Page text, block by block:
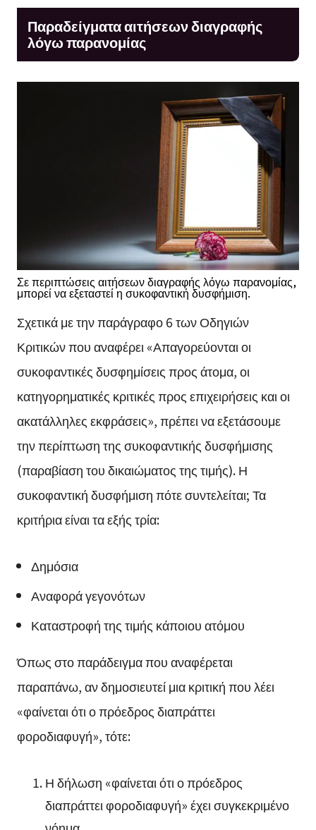
Παραδείγματα αιτήσεων διαγραφής
λόγω παρανομίας
Σε περιπτώσεις αιτήσεων διαγραφής λόγω παρανομίας,
μπορεί να εξεταστεί η συκοφαντική δυσφήμιση.
Σχετικά με την παράγραφο 6 των Οδηγιών
Κριτικών που αναφέρει «Απαγορεύονται οι
συκοφαντικές δυσφημίσεις προς άτομα, οι
κατηγορηματικές κριτικές προς επιχειρήσεις και οι
ακατάλληλες εκφράσεις», πρέπει να εξετάσουμε
την περίπτωση της συκοφαντικής δυσφήμισης
(παραβίαση του δικαιώματος της τιμής). Η
συκοφαντική δυσφήμιση πότε συντελείται; Τα
κριτήρια είναι τα εξής τρία:
Δημόσια
Αναφορά γεγονότων
Καταστροφή της τιμής κάποιου ατόμου
Όπως στο παράδειγμα που αναφέρεται
παραπάνω, αν δημοσιευτεί μια κριτική που λέει
«φαίνεται ότι ο πρόεδρος διαπράττει
φοροδιαφυγή», τότε:
Η δήλωση «φαίνεται ότι ο πρόεδρος
διαπράττει φοροδιαφυγή» έχει συγκεκριμένο